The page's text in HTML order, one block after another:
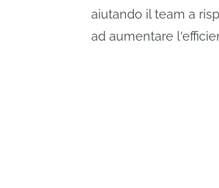
aiutando il team a
ad aumentare